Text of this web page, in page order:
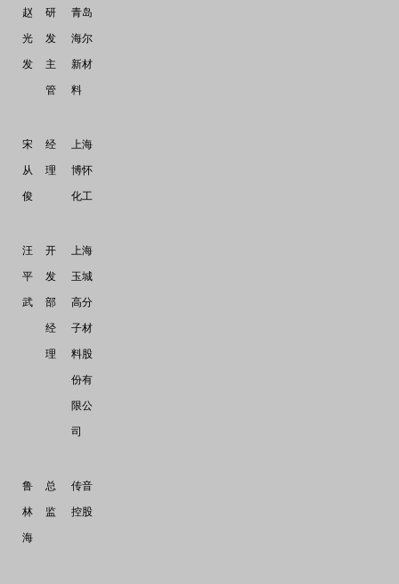
赵
光
发
研
发
主
管
青岛
海尔
新材
料
宋
从
俊
经
理
上海
博怀
化工
汪
平
武
开
发
部
经
理
上海
玉城
高分
子材
料股
份有
限公
司
鲁
林
海
总
监
传音
控股